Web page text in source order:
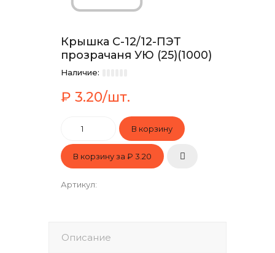
Крышка С-12/12-ПЭТ
прозрачаня УЮ (25)(1000)
Наличие:
₽ 3.20/шт.
В корзину за ₽ 3.20
Артикул:
Описание